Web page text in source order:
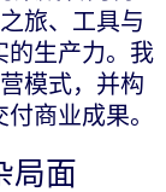
旅、工具与
的生产力。我
模式，并构
商业成果。
局面